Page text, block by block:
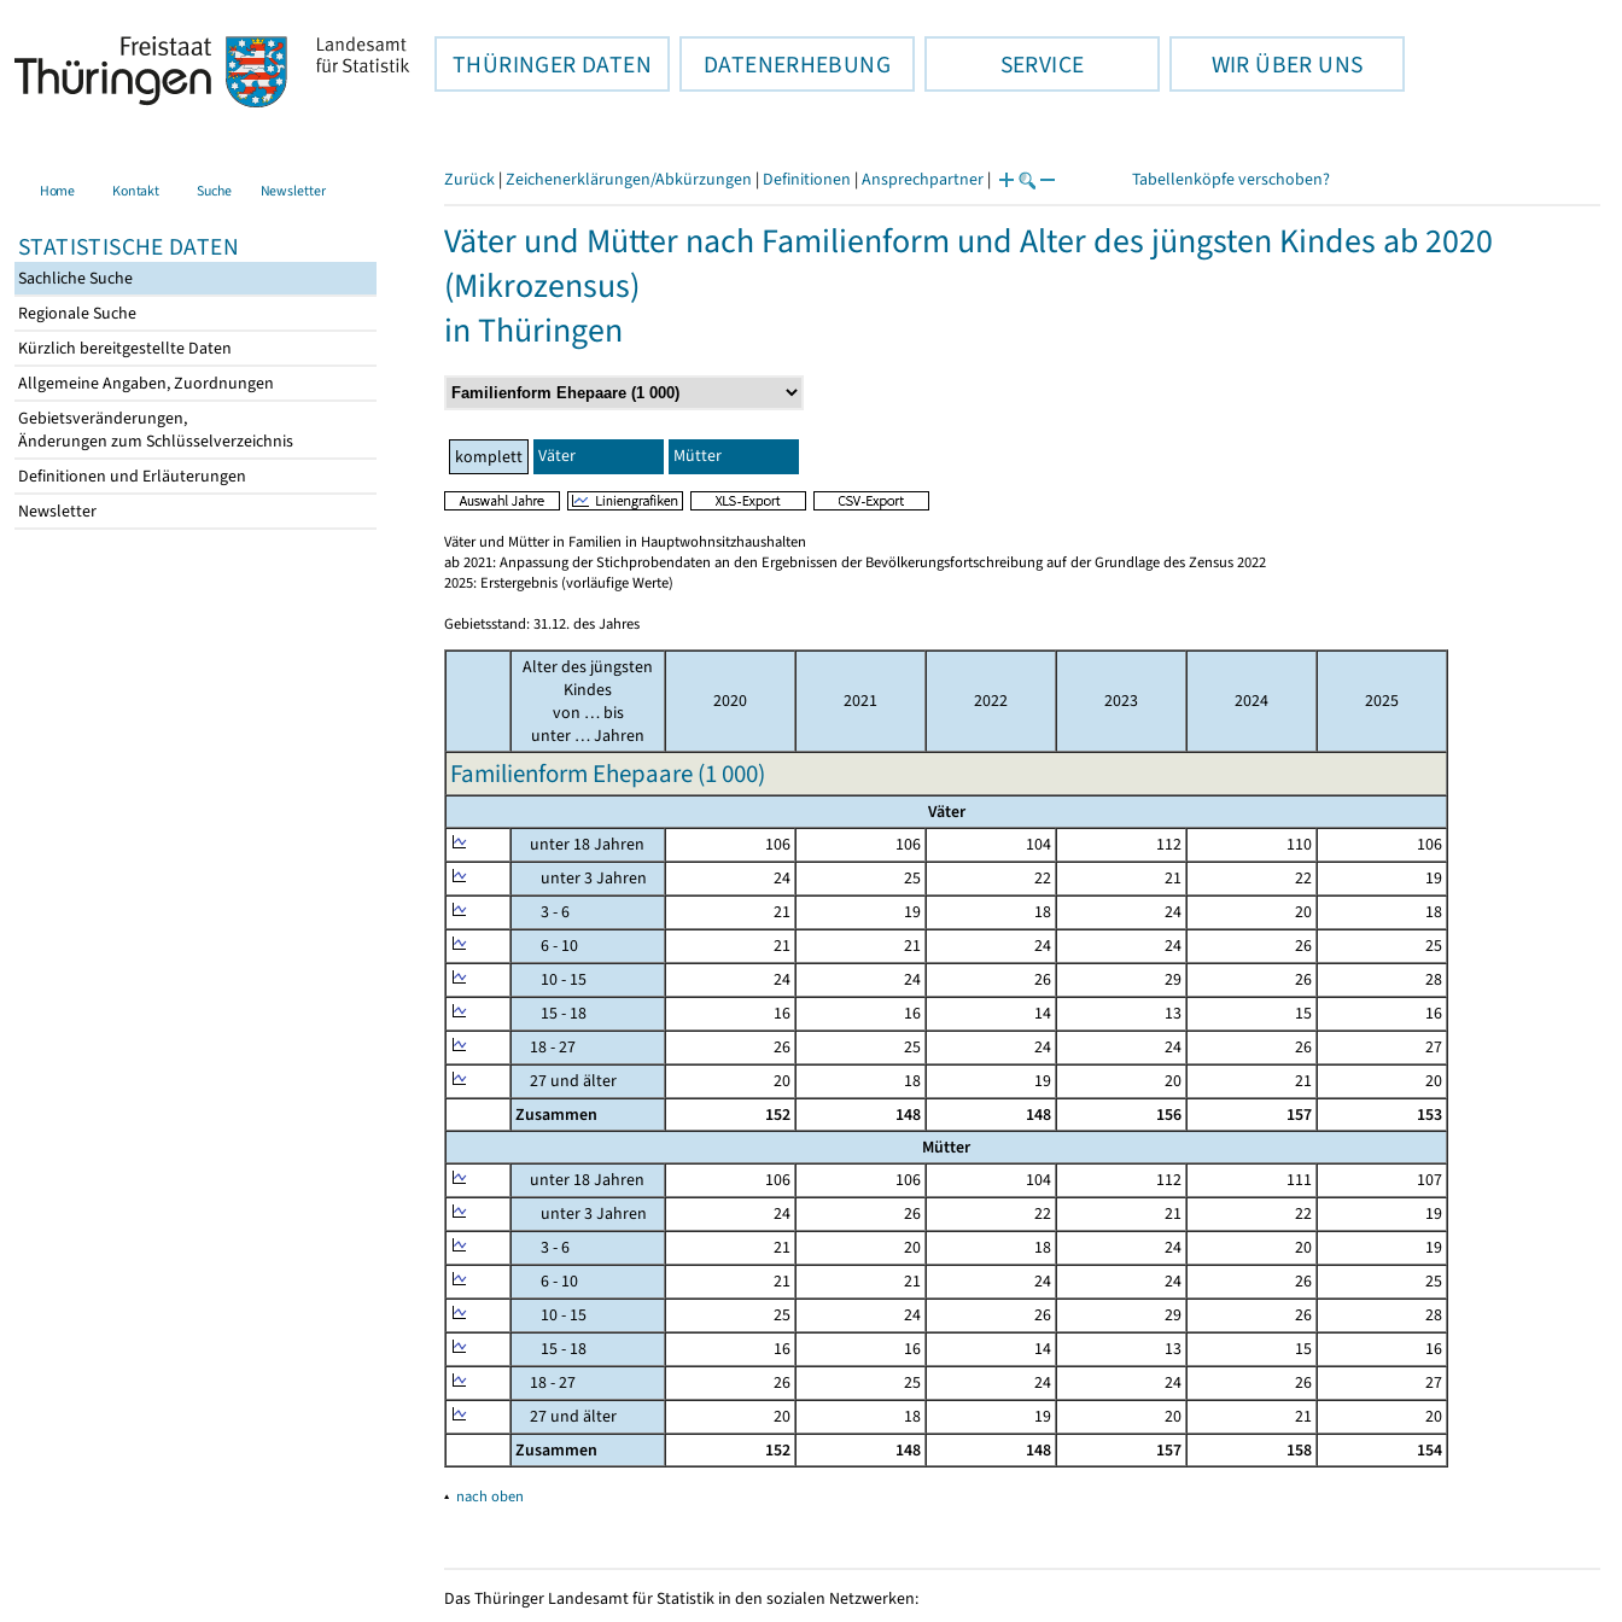
THÜRINGER DATEN DATENERHEBUNG SERVICE WIR ÜBER UNS
Home Kontakt Suche Newsletter
STATISTISCHE DATEN
Sachliche Suche
Regionale Suche
Kürzlich bereitgestellte Daten
Allgemeine Angaben, Zuordnungen
Gebietsveränderungen,
Änderungen zum Schlüsselverzeichnis
Definitionen und Erläuterungen
Newsletter
Zurück | Zeichenerklärungen/Abkürzungen | Definitionen | Ansprechpartner | Tabellenköpfe verschoben?
Väter und Mütter nach Familienform und Alter des jüngsten Kindes ab 2020
(Mikrozensus)
in Thüringen
komplett Väter Mütter
Väter und Mütter in Familien in Hauptwohnsitzhaushalten
ab 2021: Anpassung der Stichprobendaten an den Ergebnissen der Bevölkerungsfortschreibung auf der Grundlage des Zensus 2022
2025: Erstergebnis (vorläufige Werte)
Gebietsstand: 31.12. des Jahres
Alter des jüngsten
Kindes
von … bis
unter … Jahren
2020 2021 2022 2023 2024 2025
Familienform Ehepaare (1 000)
Väter
unter 18 Jahren
106 106 104 112 110
106
unter 3 Jahren
24 25 22 21 22
19
3 - 6
21 19 18 24 20
18
6 - 10
21 21 24 24 26
25
10 - 15
24 24 26 29 26
28
15 - 18
16 16 14 13 15
16
18 - 27
26 25 24 24 26
27
27 und älter
20 18 19 20 21
20
Zusammen
152 148 148 156 157
153
Mütter
unter 18 Jahren
106 106 104 112 111
107
unter 3 Jahren
24 26 22 21 22
19
3 - 6
21 20 18 24 20
19
6 - 10
21 21 24 24 26
25
10 - 15
25 24 26 29 26
28
15 - 18
16 16 14 13 15
16
18 - 27
26 25 24 24 26
27
27 und älter
20 18 19 20 21
20
Zusammen
152 148 148 157 158
154
▴ nach oben
Das Thüringer Landesamt für Statistik in den sozialen Netzwerken: